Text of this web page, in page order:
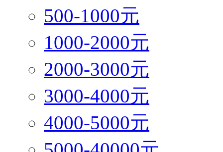
500-1000元
1000-2000元
2000-3000元
3000-4000元
4000-5000元